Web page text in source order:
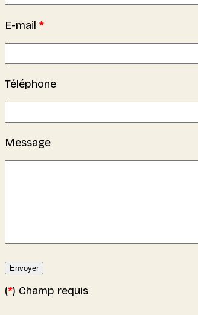
E-mail *
Téléphone
Message
Envoyer
(*) Champ requis